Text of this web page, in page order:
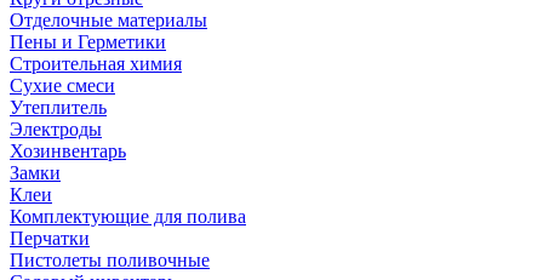
Отделочные материалы
Пены и Герметики
Строительная химия
Сухие смеси
Утеплитель
Электроды
Хозинвентарь
Замки
Клеи
Комплектующие для полива
Перчатки
Пистолеты поливочные